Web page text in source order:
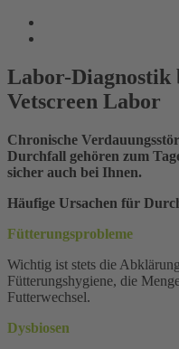
Labor-Diagnostik
Vetscreen Labor
Chronische
Durchfall gehören zum
sicher auch bei Ihnen.
Häufige Ursachen für
Fütterungsprobleme
Wichtig ist stets die
Fütterungshygiene, die
Futterwechsel.
Dysbiosen